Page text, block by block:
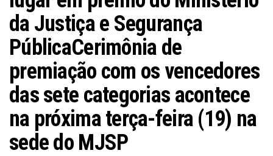
da Justiça e Segurança
PúblicaCerimônia de
premiação com os vencedores
das sete categorias acontece
na próxima terça-feira (19) na
sede do MJSP